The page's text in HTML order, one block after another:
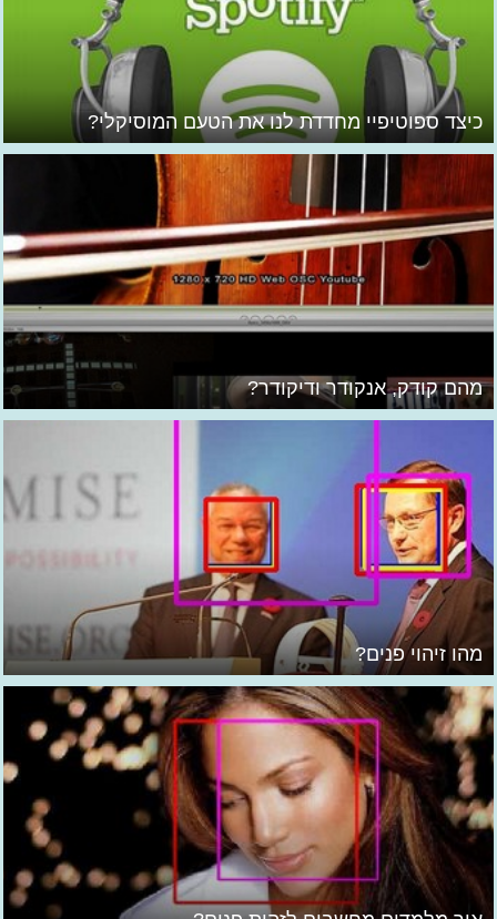
כיצד ספוטיפיי מחדדת לנו את הטעם המוסיקלי?
מהם קודק, אנקודר ודיקודר?
מהו זיהוי פנים?